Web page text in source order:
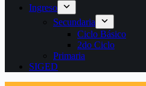
Ingreso
Secundaria
Ciclo Básico
2do Ciclo
Primaria
SIGED